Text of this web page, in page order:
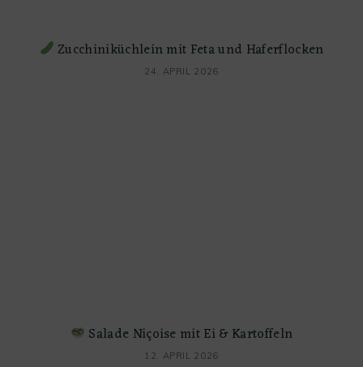
Zucchiniküchlein mit Feta und Haferflocken
24. APRIL 2026
Salade Niçoise mit Ei & Kartoffeln
12. APRIL 2026